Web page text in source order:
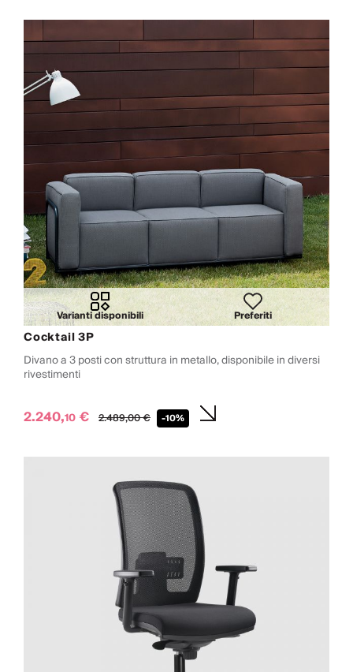
Varianti disponibili Preferiti
Cocktail 3P
Divano a 3 posti con struttura in metallo, disponibile in diversi
rivestimenti
2.240,10 € 2.489,00€ -10%